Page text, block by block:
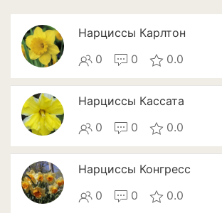
Капуста
Капуста кольраби
Картофель
Листовая капуста
Лук
Морковь
Огурцы
Нарциссы Карлтон
0 0 0.0
Нарциссы Кассата
0 0 0.0
Нарциссы Конгресс
0 0 0.0